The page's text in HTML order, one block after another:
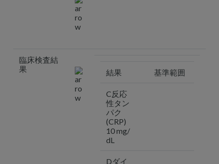
臨床検査結
果
結果 基準範囲
C反応
性タン
パク
(CRP)
10 mg/
dL
Dダイ